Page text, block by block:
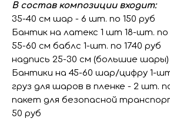
В состав композиции входит:
35-40 см шар - 6 шт. по 150 руб
Бантик на латекс 1 шт 18-шт. по
55-60 см баблс 1-шт. по 1740 руб
надпись 25-30 см (большие
Бантики на 45-60 шар/цифру 1-
груз для шаров в пленке - 2 шт.
пакет для безопасной
50 руб